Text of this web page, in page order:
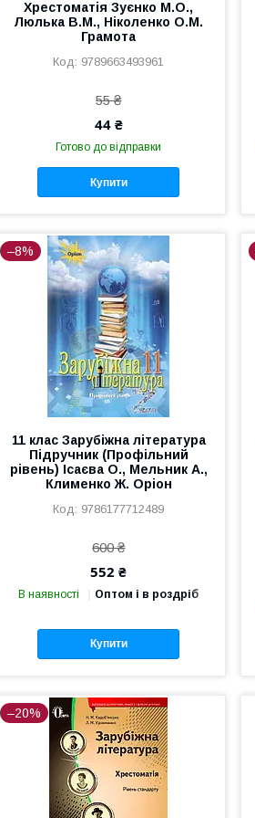
Хрестоматія Зуєнко М.О.,
Люлька В.М., Ніколенко О.М.
Грамота
9789663493961
55 ₴
44 ₴
Готово до відправки
Купити
–8%
11 клас Зарубіжна література
Підручник (Профільний
рівень) Ісаєва О., Мельник А.,
Клименко Ж. Оріон
9786177712489
600 ₴
552 ₴
В наявності Оптом і в роздріб
Купити
–20%